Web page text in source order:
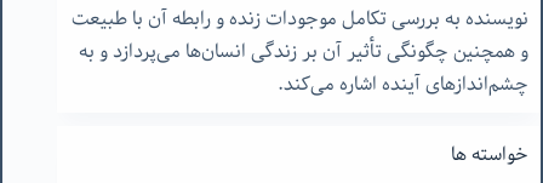
نویسنده به بررسی تکامل موجودات زنده و رابطه آن با طبیعت
و همچنین چگونگی تأثیر آن بر زندگی انسان‌ها می‌پردازد و به
چشم‌اندازهای آینده اشاره می‌کند.
خواسته ها